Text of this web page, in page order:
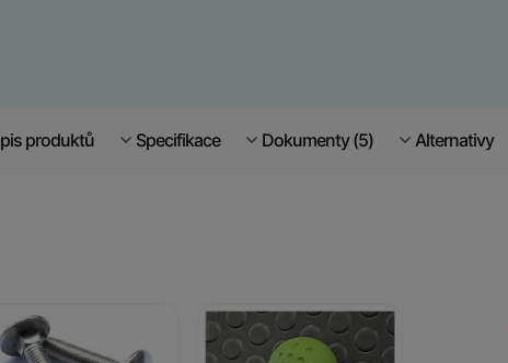
produktů Specifikace Dokumenty (5) Alternativy